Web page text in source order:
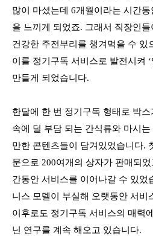
많이 마셨는데 6개월이라는 시간
을 느끼게 되었죠. 그래서 직장인
건강한 주전부리를 챙겨먹을 수 있
이를 정기구독 서비스로 발전시켜
만들게 되었습니다.
한달에 한 번 정기구독 형태로 박
속에 덜 부담 되는 간식류와 마시
만한 콘텐츠들이 담겨있었습니다.
문으로 200여개의 상자가 판매되
간동안 서비스를 이어나갈 수 있었
니스 모델이 부실해 오랫동안 서비
이후로도 정기구독 서비스의 매력
닌 연구를 계속 해오고 있습니다.